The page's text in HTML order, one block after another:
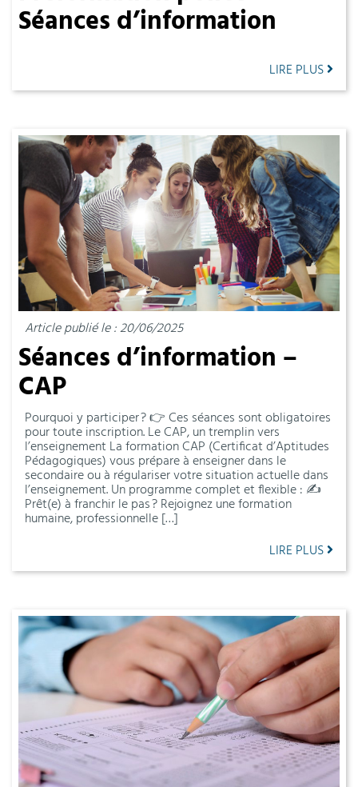
Séances d’information
LIRE PLUS
Article publié le : 20/06/2025
Séances d’information –
CAP
Pourquoi y participer ? 👉 Ces séances sont obligatoires
pour toute inscription. Le CAP, un tremplin vers
l’enseignement La formation CAP (Certificat d’Aptitudes
Pédagogiques) vous prépare à enseigner dans le
secondaire ou à régulariser votre situation actuelle dans
l’enseignement. Un programme complet et flexible : ✍️
Prêt(e) à franchir le pas ? Rejoignez une formation
humaine, professionnelle […]
LIRE PLUS